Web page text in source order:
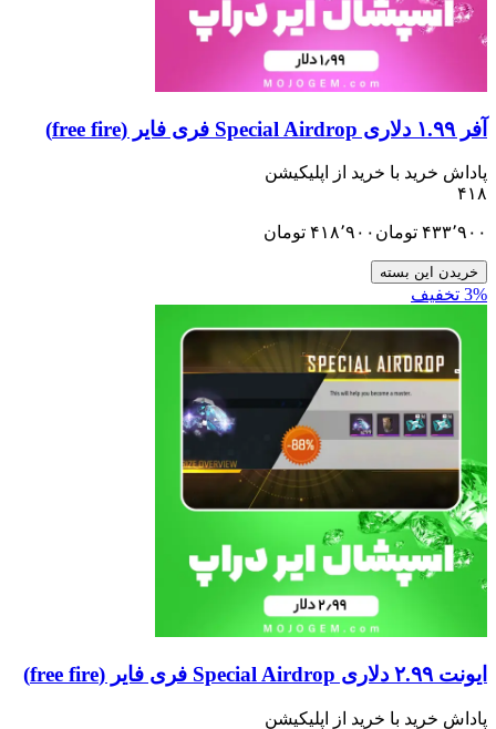
با خرید از اپلیکیشن
تومان۴۱۸٬۹۰۰تومان
بسته
با خرید از اپلیکیشن